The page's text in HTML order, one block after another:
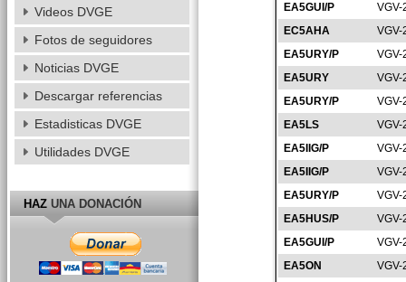
EA5GUI/P
VGV-
EC5AHA
VGV-
EA5URY/P
VGV-
EA5URY
VGV-
EA5URY/P
VGV-
EA5LS
VGV-
EA5IIG/P
VGV-
EA5IIG/P
VGV-
EA5URY/P
VGV-
EA5HUS/P
VGV-
EA5GUI/P
VGV-
EA5ON
VGV-
Videos DVGE
Fotos de seguidores
Noticias DVGE
Descargar referencias
Estadisticas DVGE
Utilidades DVGE
HAZUNA DONACIÓN